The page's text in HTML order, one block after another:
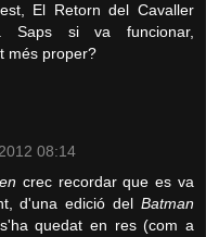
El Retorn del Cavaller
Saps si va funcionar,
més proper?
08:14
crec recordar que es va
d'una edició del Batman
quedat en res (com a